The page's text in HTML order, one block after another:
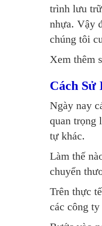
trình lưu
nhựa. Vậy
chúng tôi
Xem thêm
Cách
Ngày nay
quan trọng
tự khác.
Làm thế
chuyển
Trên thực
các công ty